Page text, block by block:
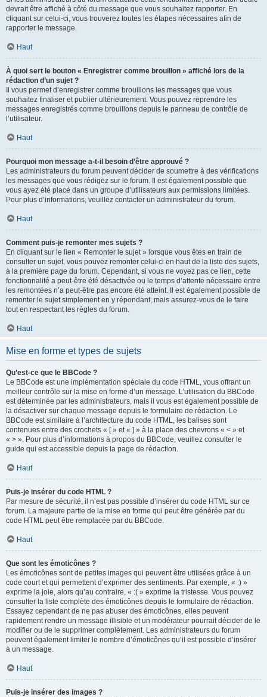
devrait être affiché à côté du message que vous souhaitez rapporter. En
cliquant sur celui-ci, vous trouverez toutes les étapes nécessaires afin de
rapporter le message.
Haut
À quoi sert le bouton « Enregistrer comme brouillon » affiché lors de la
rédaction d’un sujet ?
Il vous permet d’enregistrer comme brouillons les messages que vous
souhaitez finaliser et publier ultérieurement. Vous pouvez reprendre les
messages enregistrés comme brouillons depuis le panneau de contrôle de
l’utilisateur.
Haut
Pourquoi mon message a-t-il besoin d’être approuvé ?
Les administrateurs du forum peuvent décider de soumettre à des vérifications
les messages que vous rédigez sur le forum. Il est également possible que
vous ayez été placé dans un groupe d’utilisateurs aux permissions limitées.
Pour plus d’informations, veuillez contacter un administrateur du forum.
Haut
Comment puis-je remonter mes sujets ?
En cliquant sur le lien « Remonter le sujet » lorsque vous êtes en train de
consulter un sujet, vous pouvez remonter celui-ci en haut de la liste des sujets,
à la première page du forum. Cependant, si vous ne voyez pas ce lien, cette
fonctionnalité a peut-être été désactivée ou le temps d’attente nécessaire entre
les remontées n’a peut-être pas encore été atteint. Il est également possible de
remonter le sujet simplement en y répondant, mais assurez-vous de le faire
tout en respectant les règles du forum.
Haut
Mise en forme et types de sujets
Qu’est-ce que le BBCode ?
Le BBCode est une implémentation spéciale du code HTML, vous offrant un
meilleur contrôle sur la mise en forme d’un message. L’utilisation du BBCode
est déterminée par les administrateurs, mais il vous est également possible de
la désactiver sur chaque message depuis le formulaire de rédaction. Le
BBCode est similaire à l’architecture du code HTML, les balises sont
contenues entre des crochets « [ » et « ] » à la place des chevrons « < » et
« > ». Pour plus d’informations à propos du BBCode, veuillez consulter le
guide qui est accessible depuis la page de rédaction.
Haut
Puis-je insérer du code HTML ?
Par mesure de sécurité, il n’est pas possible d’insérer du code HTML sur ce
forum. La majeure partie de la mise en forme qui peut être générée par du
code HTML peut être remplacée par du BBCode.
Haut
Que sont les émoticônes ?
Les émoticônes sont de petites images qui peuvent être utilisées grâce à un
code court et qui permettent d’exprimer des sentiments. Par exemple, « :) »
exprime la joie, alors qu’au contraire, « :( » exprime la tristesse. Vous pouvez
consulter la liste complète des émoticônes depuis le formulaire de rédaction.
Essayez cependant de ne pas abuser des émoticônes, elles peuvent
rapidement rendre un message illisible et un modérateur pourrait décider de le
modifier ou de le supprimer complètement. Les administrateurs du forum
peuvent également limiter le nombre d’émoticônes qu’il est possible d’insérer
à un message.
Haut
Puis-je insérer des images ?